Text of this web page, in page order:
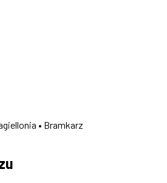
• Bramkarz